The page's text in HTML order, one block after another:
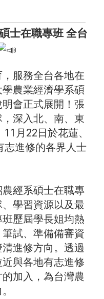
士在職專班 全台
服務全台各地在
農業經濟學系碩
會正式展開！張
深入北、南、東
月22日於花蓮、
志進修的各界人士
經系碩士在職專
學習資源以及最
歷屆學長姐均熱
試、準備備審資
進修方向。透過
與各地有志進修
加入，為台灣農